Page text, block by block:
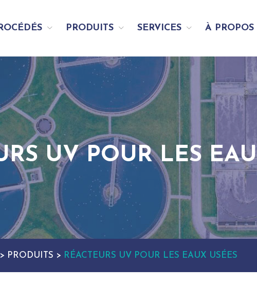
PRODUITS SERVICES À PROPOS
UV POUR LES
> PRODUITS > RÉACTEURS UV POUR LES EAUX USÉES